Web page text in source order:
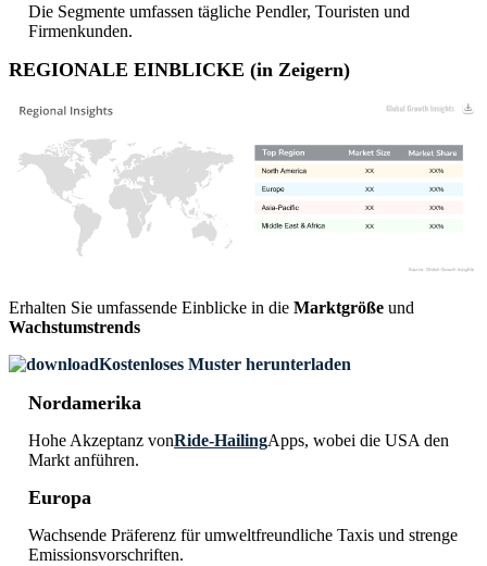
Die Segmente umfassen tägliche Pendler, Touristen und
Firmenkunden.
REGIONALE EINBLICKE (in Zeigern)
XX%
XX
XX%
XX
XX%
XX
XX%
XX
Erhalten Sie umfassende Einblicke in die Marktgröße und
Wachstumstrends
Kostenloses Muster herunterladen
Nordamerika
Hohe Akzeptanz vonRide-HailingApps, wobei die USA den
Markt anführen.
Europa
Wachsende Präferenz für umweltfreundliche Taxis und strenge
Emissionsvorschriften.